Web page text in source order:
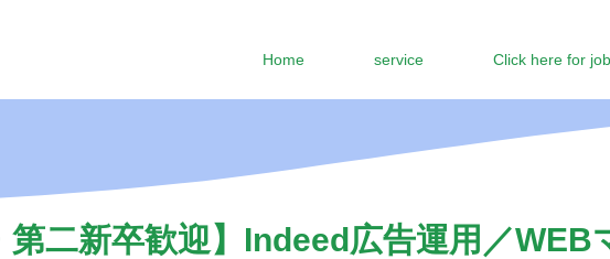
Home service Click here for
第二新卒歓迎】Indeed広告運用／